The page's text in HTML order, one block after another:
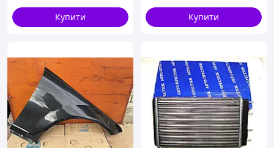
Купити
Купити